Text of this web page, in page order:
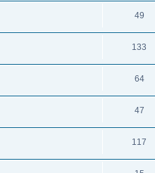
49
133
64
47
117